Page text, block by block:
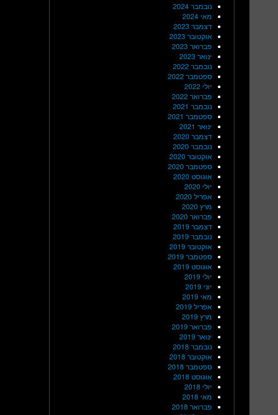
נובמבר 2024
מאי 2024
דצמבר 2023
אוקטובר 2023
פברואר 2023
ינואר 2023
נובמבר 2022
ספטמבר 2022
יולי 2022
פברואר 2022
נובמבר 2021
ספטמבר 2021
ינואר 2021
דצמבר 2020
נובמבר 2020
אוקטובר 2020
ספטמבר 2020
אוגוסט 2020
יולי 2020
אפריל 2020
מרץ 2020
פברואר 2020
דצמבר 2019
נובמבר 2019
אוקטובר 2019
ספטמבר 2019
אוגוסט 2019
יולי 2019
יוני 2019
מאי 2019
אפריל 2019
מרץ 2019
פברואר 2019
ינואר 2019
נובמבר 2018
אוקטובר 2018
ספטמבר 2018
אוגוסט 2018
יולי 2018
מאי 2018
פברואר 2018